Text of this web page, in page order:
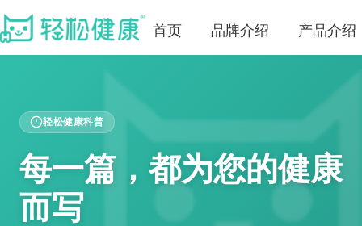
首页 品牌介绍 产品介绍
轻松健康科普
每一篇，都为您的健康
而写